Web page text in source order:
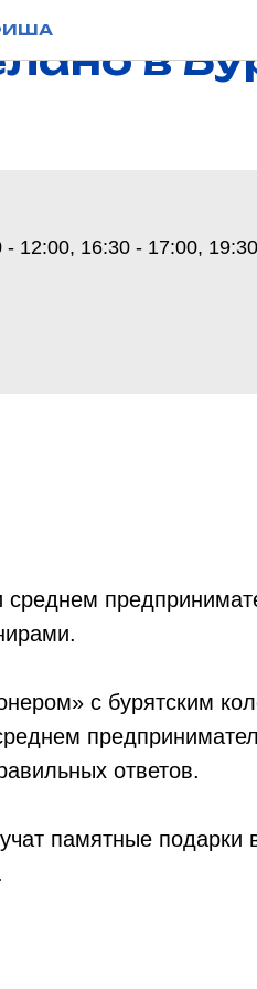
в
12:00, 16:30 - 17:00,
с бурятским
ответов.
памятные подарки